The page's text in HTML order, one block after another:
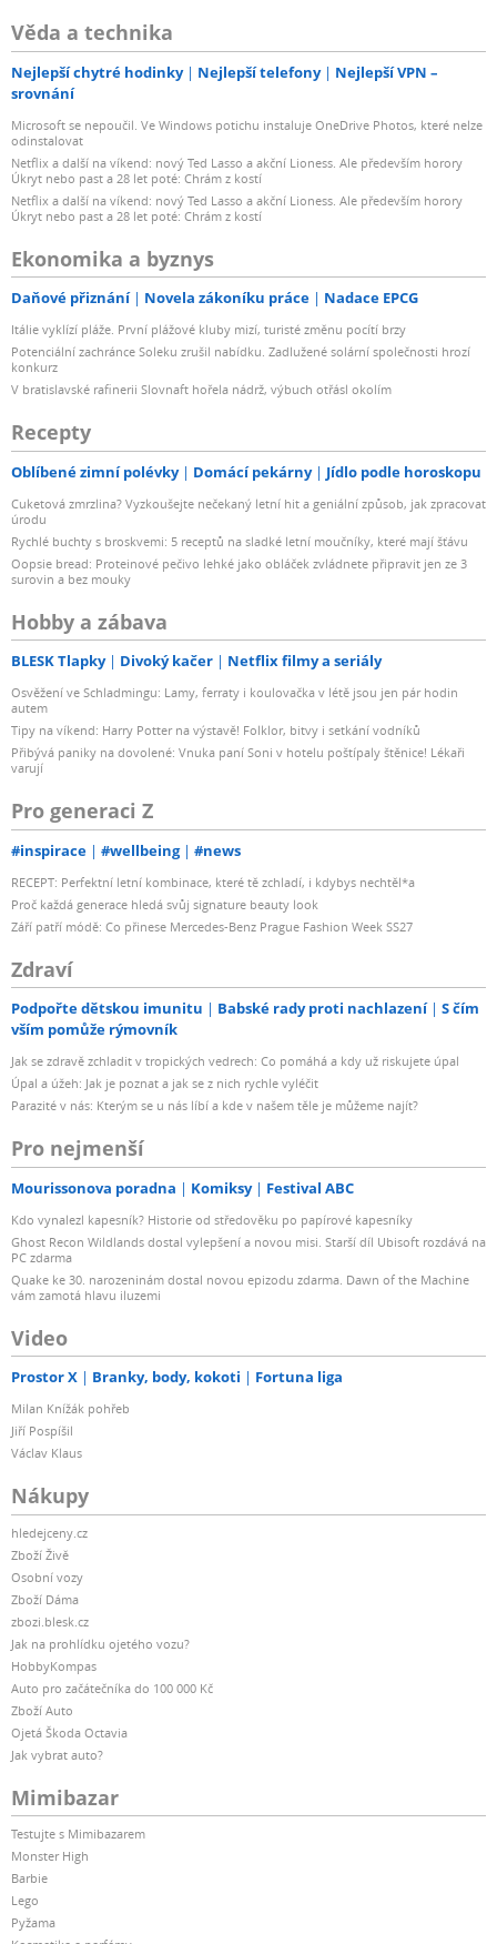
Věda a technika
Nejlepší chytré hodinky Nejlepší telefony
Nejlepší VPN –
srovnání
Microsoft se nepoučil. Ve Windows potichu instaluje OneDrive Photos, které nelze
odinstalovat
Netflix a další na víkend: nový Ted Lasso a akční Lioness. Ale především horory
Úkryt nebo past a 28 let poté: Chrám z kostí
Netflix a další na víkend: nový Ted Lasso a akční Lioness. Ale především horory
Úkryt nebo past a 28 let poté: Chrám z kostí
Ekonomika a byznys
Daňové přiznání Novela zákoníku práce Nadace EPCG
Itálie vyklízí pláže. První plážové kluby mizí, turisté změnu pocítí brzy
Potenciální zachránce Soleku zrušil nabídku. Zadlužené solární společnosti hrozí
konkurz
V bratislavské rafinerii Slovnaft hořela nádrž, výbuch otřásl okolím
Recepty
Oblíbené zimní polévky Domácí pekárny Jídlo podle horoskopu
Cuketová zmrzlina? Vyzkoušejte nečekaný letní hit a geniální způsob, jak zpracovat
úrodu
Rychlé buchty s broskvemi: 5 receptů na sladké letní moučníky, které mají šťávu
Oopsie bread: Proteinové pečivo lehké jako obláček zvládnete připravit jen ze 3
surovin a bez mouky
Hobby a zábava
BLESK Tlapky Divoký kačer Netflix filmy a seriály
Osvěžení ve Schladmingu: Lamy, ferraty i koulovačka v létě jsou jen pár hodin
autem
Tipy na víkend: Harry Potter na výstavě! Folklor, bitvy i setkání vodníků
Přibývá paniky na dovolené: Vnuka paní Soni v hotelu poštípaly štěnice! Lékaři
varují
Pro generaci Z
#inspirace #wellbeing #news
RECEPT: Perfektní letní kombinace, které tě zchladí, i kdybys nechtěl*a
Proč každá generace hledá svůj signature beauty look
Září patří módě: Co přinese Mercedes-Benz Prague Fashion Week SS27
Zdraví
Podpořte dětskou imunitu Babské rady proti nachlazení
S čím
vším pomůže rýmovník
Jak se zdravě zchladit v tropických vedrech: Co pomáhá a kdy už riskujete úpal
Úpal a úžeh: Jak je poznat a jak se z nich rychle vyléčit
Parazité v nás: Kterým se u nás líbí a kde v našem těle je můžeme najít?
Pro nejmenší
Mourissonova poradna Komiksy Festival ABC
Kdo vynalezl kapesník? Historie od středověku po papírové kapesníky
Ghost Recon Wildlands dostal vylepšení a novou misi. Starší díl Ubisoft rozdává na
PC zdarma
Quake ke 30. narozeninám dostal novou epizodu zdarma. Dawn of the Machine
vám zamotá hlavu iluzemi
Video
Prostor X Branky, body, kokoti Fortuna liga
Milan Knížák pohřeb
Jiří Pospíšil
Václav Klaus
Nákupy
hledejceny.cz
Zboží Živě
Osobní vozy
Zboží Dáma
zbozi.blesk.cz
Jak na prohlídku ojetého vozu?
HobbyKompas
Auto pro začátečníka do 100 000 Kč
Zboží Auto
Ojetá Škoda Octavia
Jak vybrat auto?
Mimibazar
Testujte s Mimibazarem
Monster High
Barbie
Lego
Pyžama